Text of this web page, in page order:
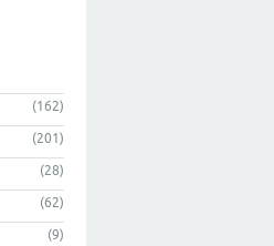
(162)
(201)
(28)
(62)
(9)